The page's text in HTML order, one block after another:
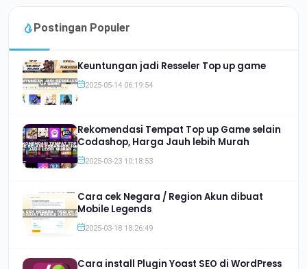
Postingan Populer
Keuntungan jadi Resseler Top up game
2025-05-14 06:19:54
Rekomendasi Tempat Top up Game selain
Codashop, Harga Jauh lebih Murah
2025-03-23 10:18:53
Cara cek Negara / Region Akun dibuat
Mobile Legends
2025-03-18 18:26:49
Cara install Plugin Yoast SEO di WordPress